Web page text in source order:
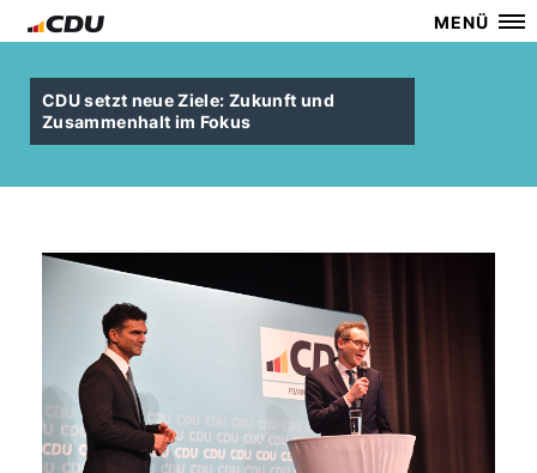
MENÜ
CDU setzt neue Ziele: Zukunft und
Zusammenhalt im Fokus